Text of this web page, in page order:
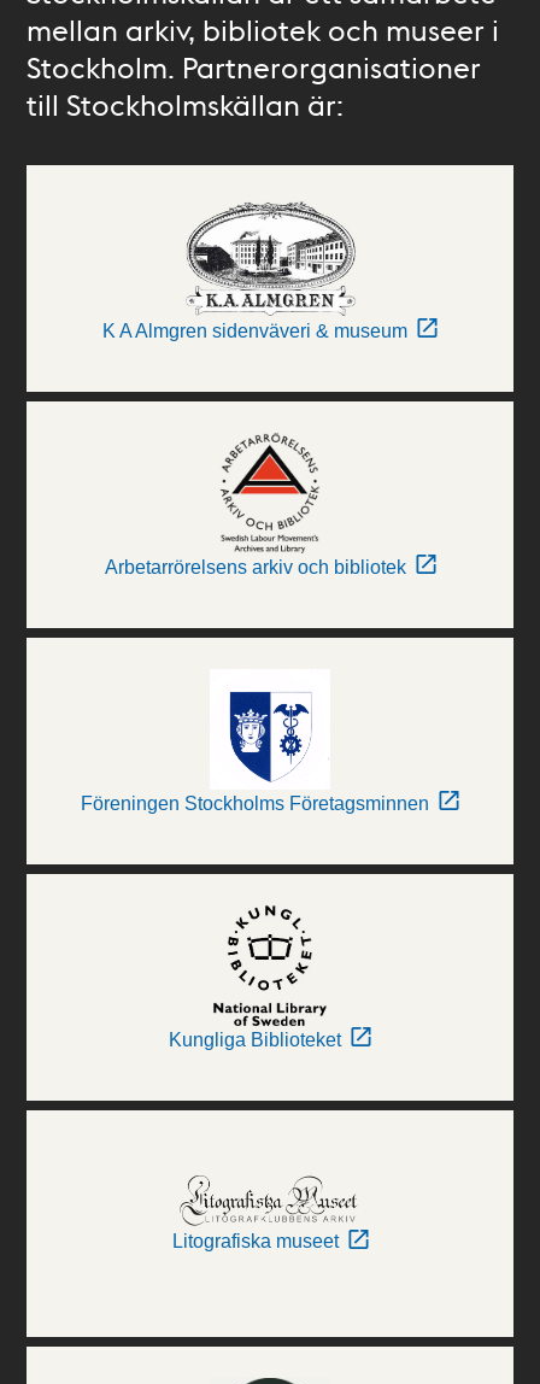
mellan arkiv, bibliotek och museer i
Stockholm. Partnerorganisationer
till Stockholmskällan är:
K A Almgren sidenväveri & museum
Arbetarrörelsens arkiv och bibliotek
Föreningen Stockholms Företagsminnen
Kungliga Biblioteket
Litografiska museet